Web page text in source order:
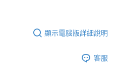
顯示電腦版詳細說明
客服